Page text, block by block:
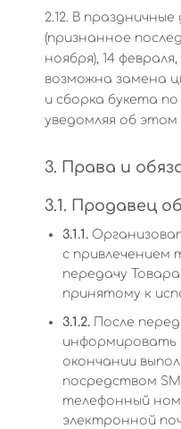
2.12. В
(признанное
ноября), 14
возможна замена
и сборка букета
уведомляя об этом
3. Права и
3.1. Продавец
3.1.1.
с привлечением
передачу
принятому к
3.1.2. После
информировать
окончании
посредством
телефонный
электронной